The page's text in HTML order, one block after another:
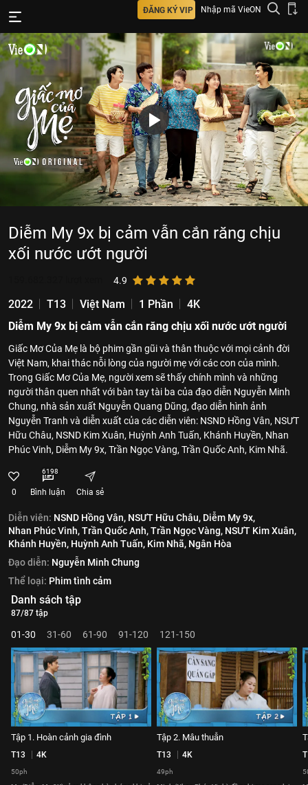
ĐĂNG KÝ VIP Nhập mã VieON
Diễm My 9x bị cảm vẫn cắn răng chịu
xối nước ướt người
4.9
2022 T13 Việt Nam 1 Phần
4K
Diễm My 9x bị cảm vẫn cắn răng chịu xối nước ướt người
Giấc Mơ Của Mẹ là bộ phim gần gũi và thân thuộc với mọi cảnh đời
Việt Nam, khai thác nỗi lòng của người mẹ với các con của mình.
Trong Giấc Mơ Của Mẹ, người xem sẽ thấy chính mình và những
người thân quen nhất với bàn tay tài ba của đạo diễn Nguyễn Minh
Chung, nhà sản xuất Nguyễn Quang Dũng, đạo diễn hình ảnh
Nguyễn Tranh và diễn xuất của các diễn viên: NSND Hồng Vân, NSƯT
Hữu Châu, NSND Kim Xuân, Huỳnh Anh Tuấn, Khánh Huyền, Nhan
Phúc Vinh, Diễm My 9x, Trần Ngọc Vàng, Trần Quốc Anh, Kim Nhã.
0
6198
Bình luận Chia sẻ
Diễn viên: NSND Hồng Vân, NSƯT Hữu Châu, Diễm My 9x,
Nhan Phúc Vinh,Trần Quốc Anh,Trần Ngọc Vàng, NSƯT Kim Xuân,
Khánh Huyền, Huỳnh Anh Tuấn, Kim Nhã, Ngân Hòa
Đạo diễn: Nguyễn Minh Chung
Thể loại: Phim tình cảm
Danh sách tập
87/87 tập
01-30 31-60 61-90 91-120 121-150
Tập 1. Hoàn cảnh gia đình
T13 4K
50ph
Tập 2. Mâu thuẫn
T13 4K
49ph